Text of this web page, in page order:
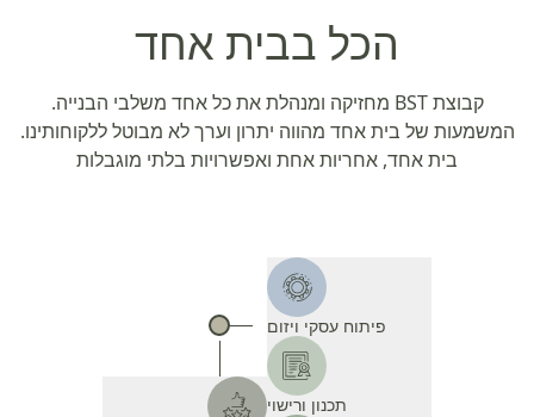
הכל בבית אחד
קבוצת BST מחזיקה ומנהלת את כל אחד משלבי הבנייה.
המשמעות של בית אחד מהווה יתרון וערך לא מבוטל ללקוחותינו.
בית אחד, אחריות אחת ואפשרויות בלתי מוגבלות
פיתוח עסקי ויזום
תכנון ורישוי